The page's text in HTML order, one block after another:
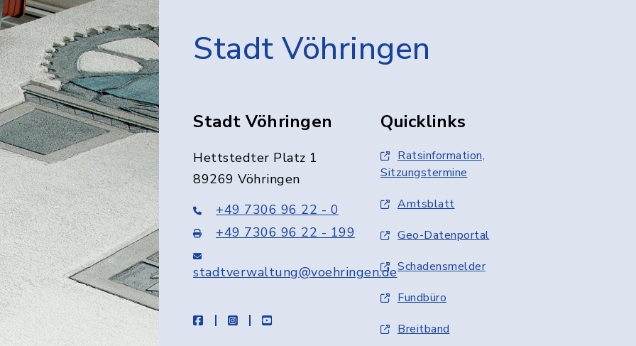
Stadt Vöhringen
Stadt Vöhringen
Hettstedter Platz 1
89269 Vöhringen
+49 7306 96 22 - 0
+49 7306 96 22 - 199
stadtverwaltung@voehringen.de
facebookinstagramyoutube
Quicklinks
Ratsinformation,
Sitzungstermine
Amtsblatt
Geo-Datenportal
Schadensmelder
Fundbüro
Breitband